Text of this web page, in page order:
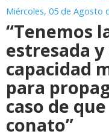
Miércoles, 05 de Agosto
“Tenemos
estresada
capacidad
para
caso de
conato”